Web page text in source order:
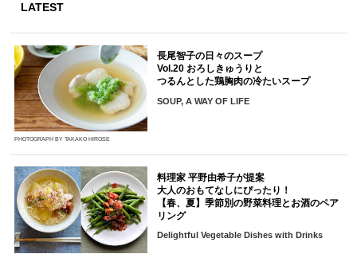
LATEST
PHOTOGRAPH BY TAKAKO HIROSE
長尾智子の日々のスープ
Vol.20 おろしきゅうりと
つるんとした鶏胸肉の冷たいスープ
SOUP, A WAY OF LIFE
料理家 平野由希子が提案
大人のおもてなしにぴったり！
【春、夏】季節別の野菜料理とお酒のペア
リング
Delightful Vegetable Dishes with Drinks